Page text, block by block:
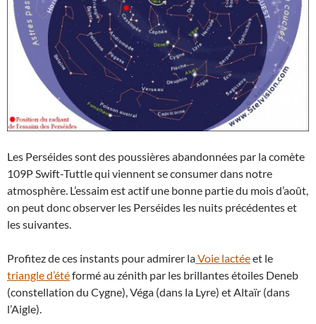
Les Perséides sont des poussières abandonnées par la comète
109P Swift-Tuttle qui viennent se consumer dans notre
atmosphère. L’essaim est actif une bonne partie du mois d’août,
on peut donc observer les Perséides les nuits précédentes et
les suivantes.
Profitez de ces instants pour admirer laVoie lactéeet le
triangle d’étéformé au zénith par les brillantes étoiles Deneb
(constellation du Cygne), Véga (dans la Lyre) et Altaïr (dans
l’Aigle).